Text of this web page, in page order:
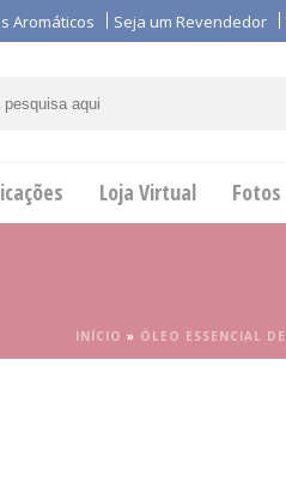
Aromáticos Seja um Revendedor
Loja Virtual
Fotos
INÍCIO » ÓLEO ESSENCIAL